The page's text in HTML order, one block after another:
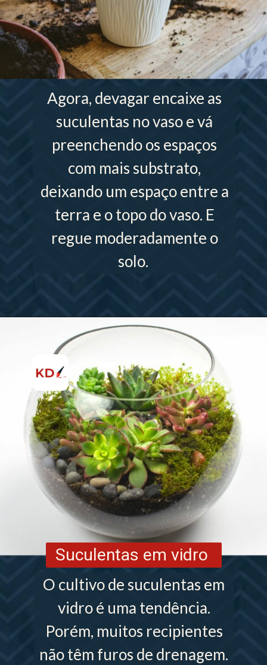
Agora, devagar encaixe as
suculentas no vaso e vá
preenchendo os espaços
com mais substrato,
deixando um espaço entre a
terra e o topo do vaso. E
regue moderadamente o
solo.
O cultivo de suculentas em
vidro é uma tendência.
Porém, muitos recipientes
não têm furos de drenagem.
Suculentas em vidro